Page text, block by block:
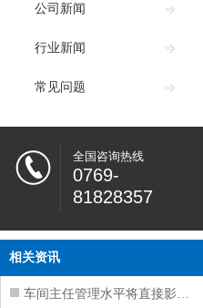
公司新闻
行业新闻
常见问题
全国咨询热线
0769-
81828357
相关资讯
车间主任管理水平将直接影响东莞注塑件